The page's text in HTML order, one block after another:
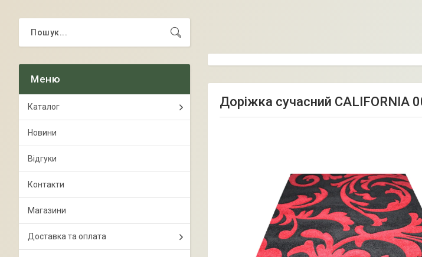
Доріжка сучасний CALIFORNIA
Каталог
Новини
Відгуки
Контакти
Магазини
Доставка та оплата